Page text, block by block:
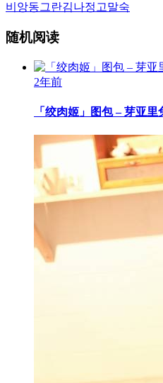
비앙동그란김나정 고말숙
随机阅读
2年前
「绞肉姬」图包 – 芽亚